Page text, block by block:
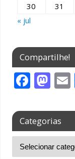
30
31
« jul
Compartilhe!
F
ac
e
b
o
M
as
to
d
o
l
Categorias